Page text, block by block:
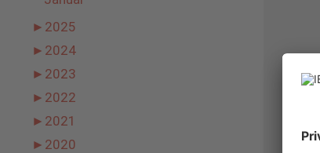
► 2025
► 2024
► 2023
► 2022
► 2021
► 2020